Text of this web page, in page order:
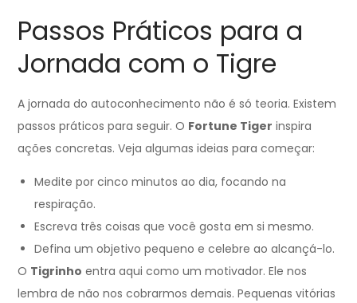
Passos Práticos para a
Jornada com o Tigre
A jornada do autoconhecimento não é só teoria. Existem
passos práticos para seguir. O Fortune Tiger inspira
ações concretas. Veja algumas ideias para começar:
Medite por cinco minutos ao dia, focando na
respiração.
Escreva três coisas que você gosta em si mesmo.
Defina um objetivo pequeno e celebre ao alcançá-lo.
O Tigrinho entra aqui como um motivador. Ele nos
lembra de não nos cobrarmos demais. Pequenas vitórias